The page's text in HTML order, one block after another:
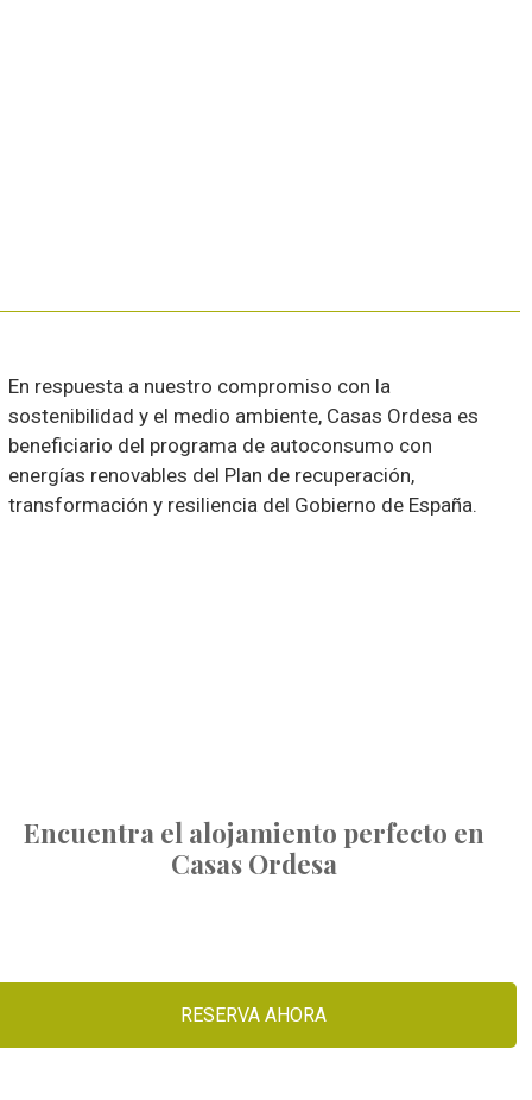
En respuesta a nuestro compromiso con la
sostenibilidad y el medio ambiente, Casas Ordesa es
beneficiario del programa de autoconsumo con
energías renovables del Plan de recuperación,
transformación y resiliencia del Gobierno de España.
Encuentra el alojamiento perfecto en
Casas Ordesa
RESERVA AHORA